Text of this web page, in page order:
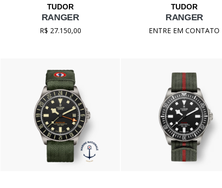
RANGER
R$ 27.150,00
RANGER
ENTRE EM CONTATO